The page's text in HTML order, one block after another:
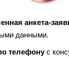
анкета-
данными.
телефонус